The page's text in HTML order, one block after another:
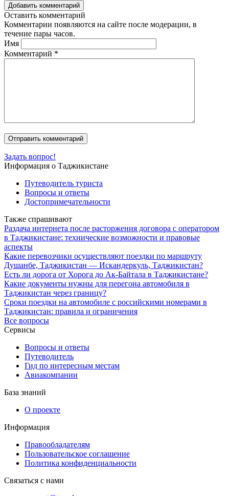
Добавить комментарий
Оставить комментарий
Комментарии появляются на сайте после модерации, в
течение пары часов.
Имя
Комментарий *
Задать вопрос!
Информация о Таджикистане
Путеводитель туриста
Вопросы и ответы
Достопримечательности
Также спрашивают
Раздача интернета после расторжения договора с оператором
в Таджикистане: технические возможности и правовые
аспекты
Какие перевозчики осуществляют поездки по маршруту
Душанбе, Таджикистан — Искандеркуль, Таджикистан?
Есть ли дорога от Хорога до Ак-Байтала в Таджикистане?
Какие документы нужны для перегона автомобиля в
Таджикистан через границу?
Сроки поездки на автомобиле с российскими номерами в
Таджикистан: правила и ограничения
Все вопросы
Сервисы
Вопросы и ответы
Путеводитель
Гид по интересным местам
Авиакомпании
База знаний
О проекте
Информация
Правообладателям
Пользовательское соглашение
Политика конфиденциальности
Связаться с нами